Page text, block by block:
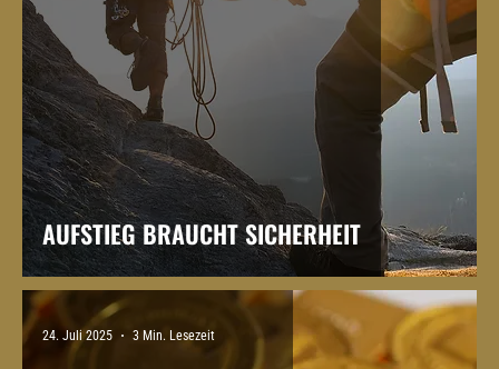
AUFSTIEG BRAUCHT SICHERHEIT
24. Juli 2025 3 Min. Lesezeit